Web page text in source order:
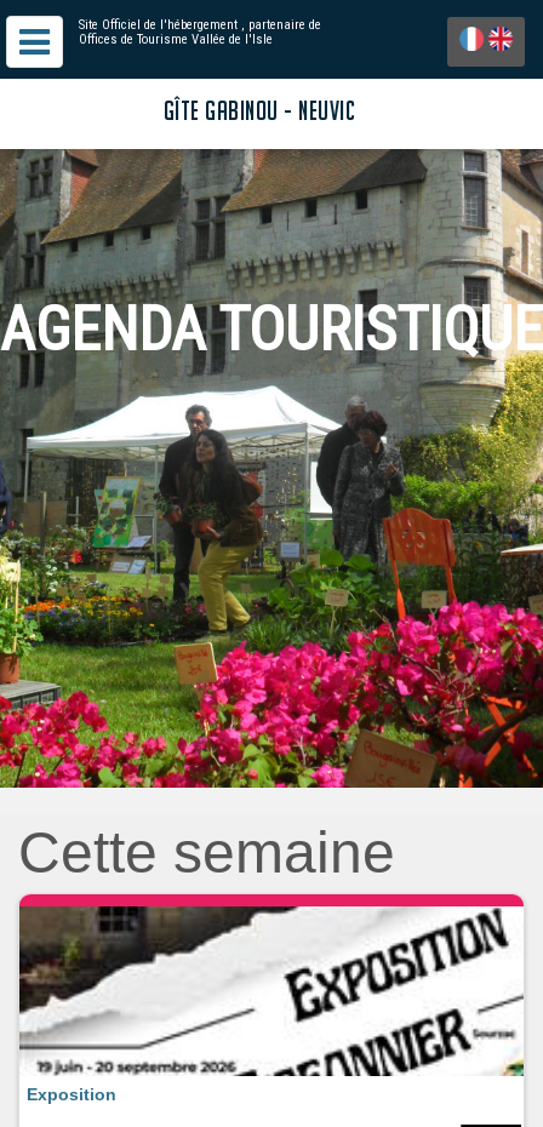
Site Officiel de l'hébergement , partenaire de
Offices de Tourisme Vallée de l'Isle
GÎTE GABINOU - NEUVIC
AGENDA TOURISTIQUE
Cette semaine
Exposition